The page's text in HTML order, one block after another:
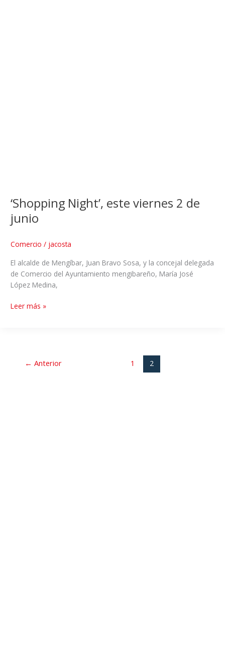
‘Shopping Night’, este viernes 2 de
junio
Comercio / jacosta
El alcalde de Mengíbar, Juan Bravo Sosa, y la concejal delegada
de Comercio del Ayuntamiento mengibareño, María José
López Medina,
Leer más »
← Anterior 1 2